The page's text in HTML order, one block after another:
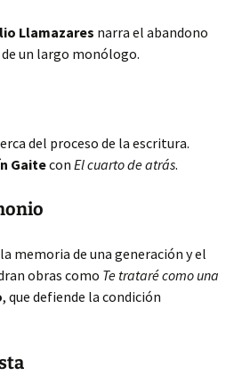
Llamazares narra el abandono
un largo monólogo.
del proceso de la escritura.
Gaitecon El cuarto de atrás.
memoria de una generación y el
obras como Te trataré como una
, que defiende la condición